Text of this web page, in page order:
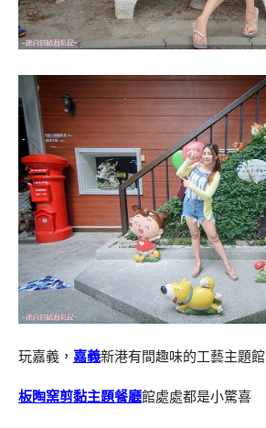
玩嘉義， 嘉義新港有間趣味的工藝主題館
板陶窯剪黏主題餐廳館處處都是小驚喜